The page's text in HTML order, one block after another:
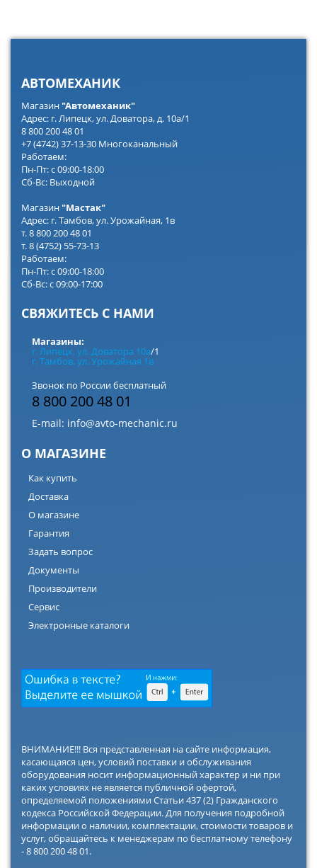
АВТОМЕХАНИК
Магазин"Автомеханик"
Адрес: г. Липецк, ул. Доватора, д. 10а/1
8 800 200 48 01
+7 (4742) 37-13-30 Многоканальный
Работаем:
Пн-Пт: с 09:00-18:00
Сб-Вс: Выходной
Магазин"Мастак"
Адрес: г. Тамбов, ул. Урожайная, 1в
т. 8 800 200 48 01
т. 8 (4752) 55-73-13
Работаем:
Пн-Пт: с 09:00-18:00
Сб-Вс: с 09:00-17:00
СВЯЖИТЕСЬ С НАМИ
Магазины:
г. Липецк, ул. Доватора 10а/1
г. Тамбов, ул. Урожайная 1в
Звонок по России бесплатный
8 800 200 48 01
E-mail: info@avto-mechanic.ru
О МАГАЗИНЕ
Как купить
Доставка
О магазине
Гарантия
Задать вопрос
Документы
Производители
Сервис
Электронные каталоги
ВНИМАНИЕ!!! Вся представленная на сайте информация,
касающаяся цен, условий поставки и обслуживания
оборудования носит информационный характер и ни при
каких условиях не является публичной офертой,
определяемой положениями Статьи 437 (2) Гражданского
кодекса Российской Федерации. Для получения подробной
информации о наличии, комплектации, стоимости товаров и
услуг, обращайтесь к менеджерам по бесплатному телефону
- 8 800 200 48 01.